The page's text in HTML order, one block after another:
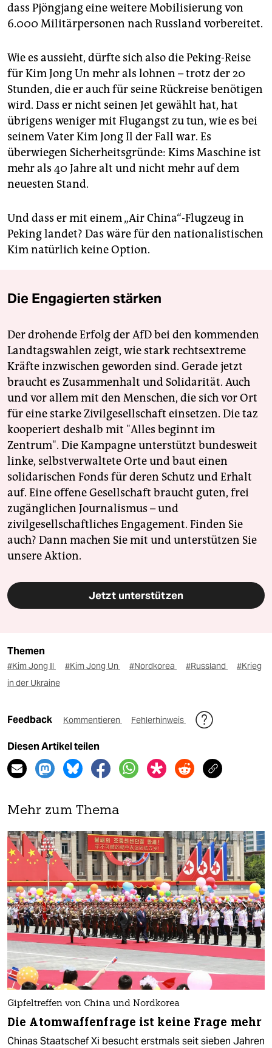
dass Pjöngjang eine weitere Mobilisierung von
6.000 Militärpersonen nach Russland vorbereitet.
Wie es aussieht, dürfte sich also die Peking-Reise
für Kim Jong Un mehr als lohnen – trotz der 20
Stunden, die er auch für seine Rückreise benötigen
wird. Dass er nicht seinen Jet gewählt hat, hat
übrigens weniger mit Flugangst zu tun, wie es bei
seinem Vater Kim Jong Il der Fall war. Es
überwiegen Sicherheitsgründe: Kims Maschine ist
mehr als 40 Jahre alt und nicht mehr auf dem
neuesten Stand.
Und dass er mit einem „Air China“-Flugzeug in
Peking landet? Das wäre für den nationalistischen
Kim natürlich keine Option.
Die Engagierten stärken
Der drohende Erfolg der AfD bei den kommenden
Landtagswahlen zeigt, wie stark rechtsextreme
Kräfte inzwischen geworden sind. Gerade jetzt
braucht es Zusammenhalt und Solidarität. Auch
und vor allem mit den Menschen, die sich vor Ort
für eine starke Zivilgesellschaft einsetzen. Die taz
kooperiert deshalb mit "Alles beginnt im
Zentrum". Die Kampagne unterstützt bundesweit
linke, selbstverwaltete Orte und baut einen
solidarischen Fonds für deren Schutz und Erhalt
auf. Eine offene Gesellschaft braucht guten, frei
zugänglichen Journalismus – und
zivilgesellschaftliches Engagement. Finden Sie
auch? Dann machen Sie mit und unterstützen Sie
unsere Aktion.
Jetzt unterstützen
Themen
#Kim Jong Il #Kim Jong Un #Nordkorea #Russland
#Krieg
in der Ukraine
Feedback Kommentieren Fehlerhinweis
Diesen Artikel teilen
Mehr zum Thema
Gipfeltreffen von China und Nordkorea
Die Atomwaffenfrage ist keine Frage mehr
Chinas Staatschef Xi besucht erstmals seit sieben Jahren